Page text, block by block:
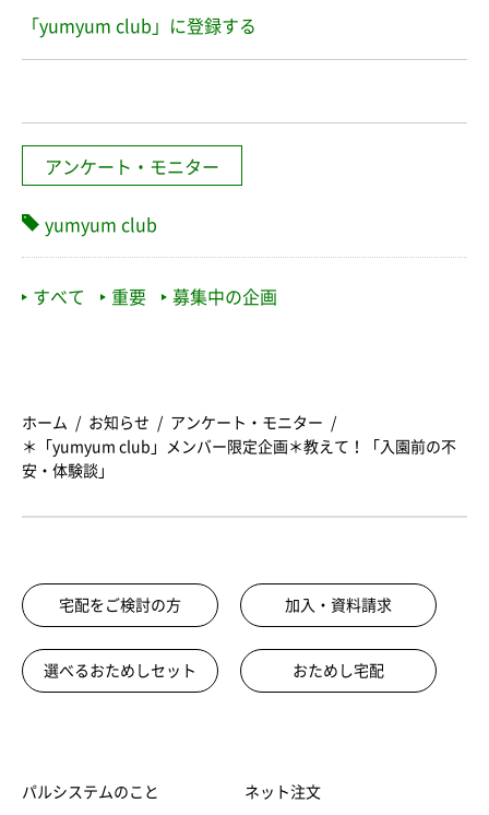
「yumyum club」に登録する
アンケート・モニター
yumyum club
すべて 重要 募集中の企画
ホーム お知らせ
アンケート・モニター
＊「yumyum club」メンバー限定企画＊教えて！「入園前の不
安・体験談」
宅配をご検討の方 加入・資料請求
選べるおためしセット おためし宅配
パルシステムのこと ネット注文